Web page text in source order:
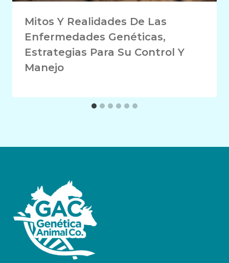
Mitos Y Realidades De Las
Enfermedades Genéticas,
Estrategias Para Su Control Y
Manejo